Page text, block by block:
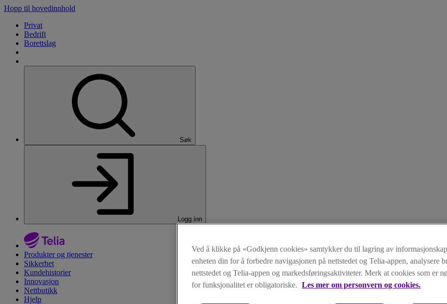
Hopp til hovedinnhold
Privat
Bedrift
Borettslag
Søk
Logg inn
Produkter og tjenester
Sikkerhet
Kundehistorier
Innovasjon
Nettbutikk
Hjelp
Ved å klikke på «Godkjenn cookies» samtykker du til lagring av
enheten din for å forbedre navigasjonen på nettstedet og Telia-appen, analysere
nettstedet og Telia-appen og markedsføringsaktiviteter. Merk at cookies som er
for funksjonalitet er obligatoriske. Les mer om personvern og cookies.